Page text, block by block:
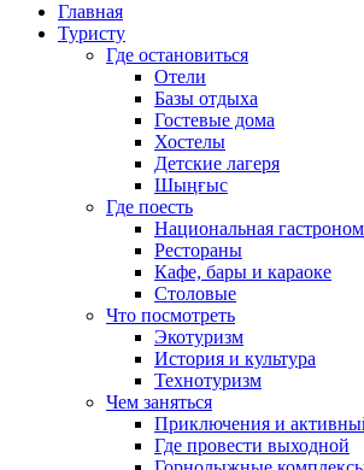
Главная
Туристу
Где остановиться
Отели
Базы отдыха
Гостевые дома
Хостелы
Детские лагеря
Шыңғыс
Где поесть
Национальная
Рестораны
Кафе, бары и караоке
Столовые
Что посмотреть
Экотуризм
История и культура
Технотуризм
Чем заняться
Приключения и
Где провести выходной